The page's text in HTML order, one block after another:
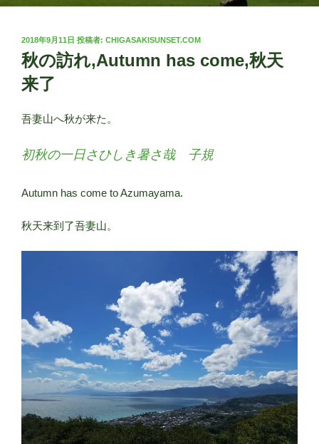
投
稿
日:
2018年9月11日 投稿者: CHIGASAKISUNSET.COM
秋の訪れ,Autumn has come,秋天
来了
吾妻山へ秋が来た。
初秋の一日さひしき暑さ哉 子規
Autumn has come to Azumayama.
秋天来到了吾妻山。